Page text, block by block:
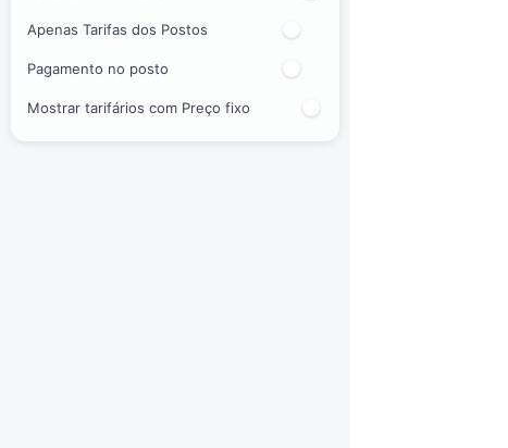
Apenas Tarifas dos Postos
Pagamento no posto
Mostrar tarifários com Preço fixo